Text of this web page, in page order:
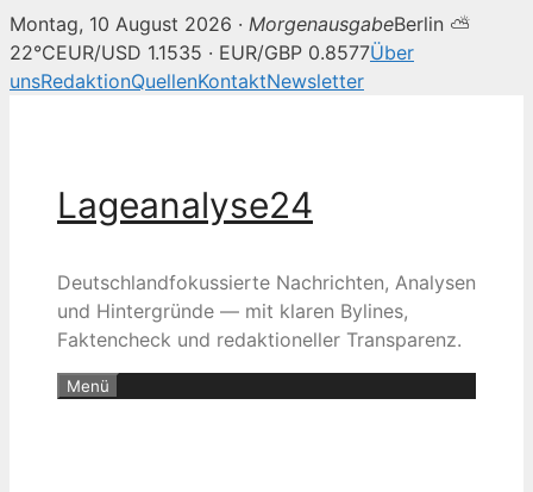
Montag, 10 August 2026 · MorgenausgabeBerlin ⛅
22°CEUR/USD 1.1535 · EUR/GBP 0.8577Über
unsRedaktionQuellenKontaktNewsletter
Lageanalyse24
Deutschlandfokussierte Nachrichten, Analysen
und Hintergründe — mit klaren Bylines,
Faktencheck und redaktioneller Transparenz.
Menü